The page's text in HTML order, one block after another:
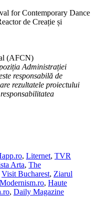
for Contemporary Dance
de Creație și
(AFCN)
Administrației
responsabilă de
rezultatele proiectului
, Liternet, TVR
Arta, The
Visit Bucharest, Ziarul
Modernism.ro, Haute
, Daily Magazine